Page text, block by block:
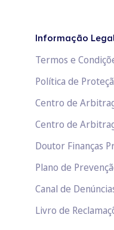
Informação
Termos e
Política de
Centro de
Centro de
Doutor Finanças
Plano de
Canal de
Livro de